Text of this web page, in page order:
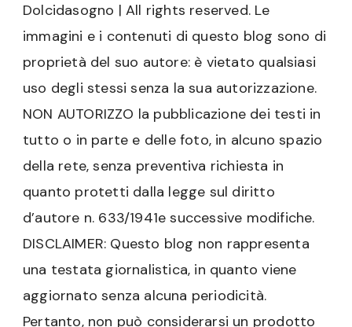
Dolcidasogno | All rights reserved. Le
immagini e i contenuti di questo blog sono di
proprietà del suo autore: è vietato qualsiasi
uso degli stessi senza la sua autorizzazione.
NON AUTORIZZO la pubblicazione dei testi in
tutto o in parte e delle foto, in alcuno spazio
della rete, senza preventiva richiesta in
quanto protetti dalla legge sul diritto
d’autore n. 633/1941e successive modifiche.
DISCLAIMER: Questo blog non rappresenta
una testata giornalistica, in quanto viene
aggiornato senza alcuna periodicità.
Pertanto, non può considerarsi un prodotto